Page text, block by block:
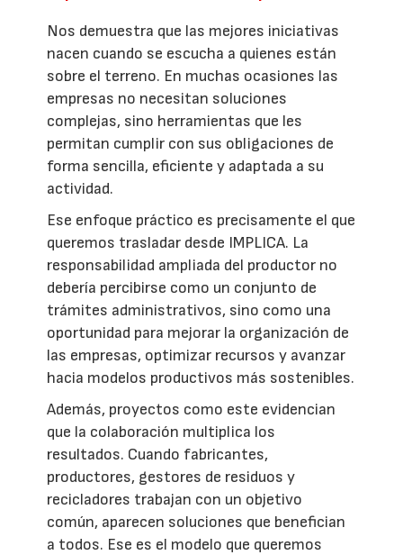
Nos demuestra que las mejores iniciativas
nacen cuando se escucha a quienes están
sobre el terreno. En muchas ocasiones las
empresas no necesitan soluciones
complejas, sino herramientas que les
permitan cumplir con sus obligaciones de
forma sencilla, eficiente y adaptada a su
actividad.
Ese enfoque práctico es precisamente el que
queremos trasladar desde IMPLICA. La
responsabilidad ampliada del productor no
debería percibirse como un conjunto de
trámites administrativos, sino como una
oportunidad para mejorar la organización de
las empresas, optimizar recursos y avanzar
hacia modelos productivos más sostenibles.
Además, proyectos como este evidencian
que la colaboración multiplica los
resultados. Cuando fabricantes,
productores, gestores de residuos y
recicladores trabajan con un objetivo
común, aparecen soluciones que benefician
a todos. Ese es el modelo que queremos